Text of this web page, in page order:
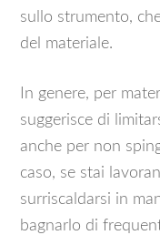
sullo strumento,
del materiale.
In genere, per
suggerisce di
anche per non
caso, se stai
surriscaldarsi in
bagnarlo di